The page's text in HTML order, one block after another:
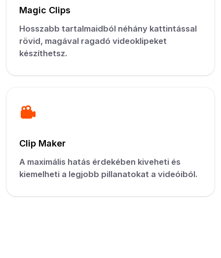
Magic Clips
Hosszabb tartalmaidból néhány kattintással
rövid, magával ragadó videoklipeket
készíthetsz.
Clip Maker
A maximális hatás érdekében kiveheti és
kiemelheti a legjobb pillanatokat a videóiból.